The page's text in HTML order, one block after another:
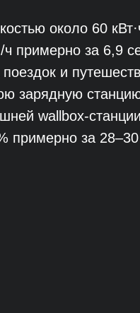
около 60
примерно за 6,9
и
зарядную
wallbox-
примерно за